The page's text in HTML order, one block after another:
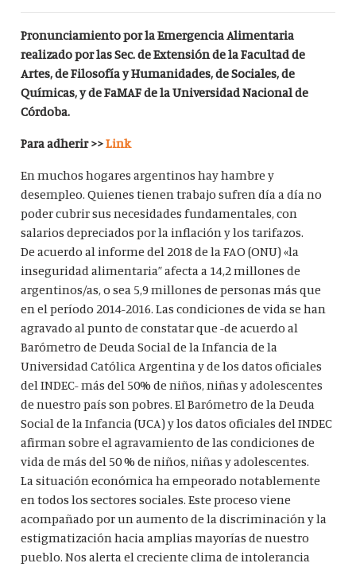
Pronunciamiento por la Emergencia Alimentaria
realizado por las Sec. de Extensión de la Facultad de
Artes, de Filosofía y Humanidades, de Sociales, de
Químicas, y de FaMAF de la Universidad Nacional de
Córdoba.
Para adherir >>Link
En muchos hogares argentinos hay hambre y
desempleo. Quienes tienen trabajo sufren día a día no
poder cubrir sus necesidades fundamentales, con
salarios depreciados por la inflación y los tarifazos.
De acuerdo al informe del 2018 de la FAO (ONU) «la
inseguridad alimentaria” afecta a 14,2 millones de
argentinos/as, o sea 5,9 millones de personas más que
en el período 2014-2016. Las condiciones de vida se han
agravado al punto de constatar que -de acuerdo al
Barómetro de Deuda Social de la Infancia de la
Universidad Católica Argentina y de los datos oficiales
del INDEC- más del 50% de niños, niñas y adolescentes
de nuestro país son pobres. El Barómetro de la Deuda
Social de la Infancia (UCA) y los datos oficiales del INDEC
afirman sobre el agravamiento de las condiciones de
vida de más del 50 % de niños, niñas y adolescentes.
La situación económica ha empeorado notablemente
en todos los sectores sociales. Este proceso viene
acompañado por un aumento de la discriminación y la
estigmatización hacia amplias mayorías de nuestro
pueblo. Nos alerta el creciente clima de intolerancia